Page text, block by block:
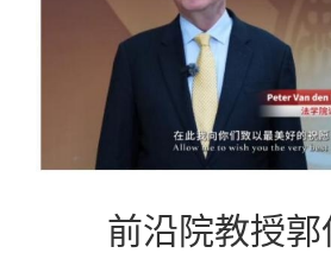
前沿院教授郭